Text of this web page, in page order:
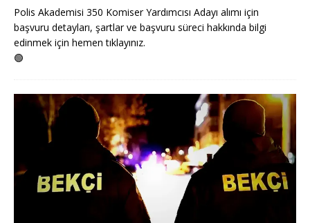
Polis Akademisi 350 Komiser Yardımcısı Adayı alımı için
başvuru detayları, şartlar ve başvuru süreci hakkında bilgi
edinmek için hemen tıklayınız.
🟢